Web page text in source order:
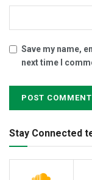
Save my name,
next time I
Stay Connected